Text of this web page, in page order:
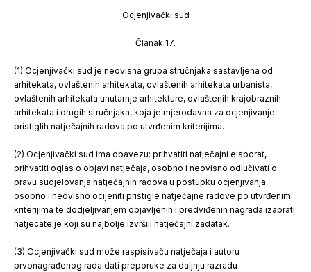
Ocjenjivački sud
Članak 17.
(1) Ocjenjivački sud je neovisna grupa stručnjaka sastavljena od
arhitekata, ovlaštenih arhitekata, ovlaštenih arhitekata urbanista,
ovlaštenih arhitekata unutarnje arhitekture, ovlaštenih krajobraznih
arhitekata i drugih stručnjaka, koja je mjerodavna za ocjenjivanje
pristiglih natječajnih radova po utvrđenim kriterijima.
(2) Ocjenjivački sud ima obavezu: prihvatiti natječajni elaborat,
prihvatiti oglas o objavi natječaja, osobno i neovisno odlučivati o
pravu sudjelovanja natječajnih radova u postupku ocjenjivanja,
osobno i neovisno ocijeniti pristigle natječajne radove po utvrđenim
kriterijima te dodjeljivanjem objavljenih i predviđenih nagrada izabrati
natjecatelje koji su najbolje izvršili natječajni zadatak.
(3) Ocjenjivački sud može raspisivaču natječaja i autoru
prvonagrađenog rada dati preporuke za daljnju razradu